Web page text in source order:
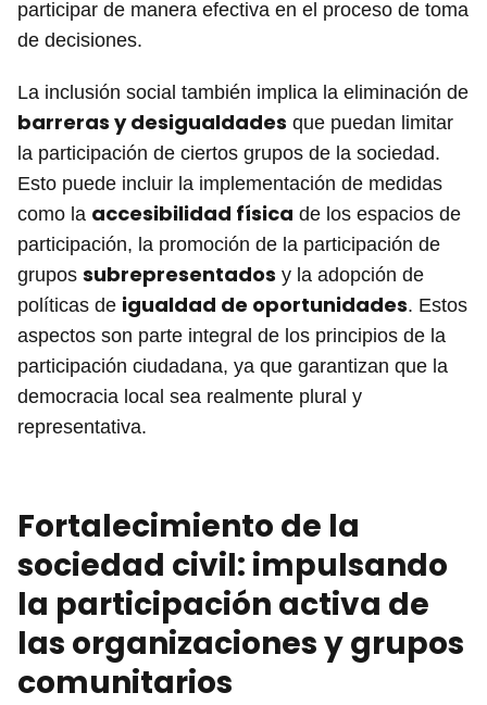
participar de manera efectiva en el proceso de toma
de decisiones.
La inclusión social también implica la eliminación de
barreras y desigualdades que puedan limitar
la participación de ciertos grupos de la sociedad.
Esto puede incluir la implementación de medidas
como la accesibilidad física de los espacios de
participación, la promoción de la participación de
grupos subrepresentados y la adopción de
políticas de igualdad de oportunidades. Estos
aspectos son parte integral de los principios de la
participación ciudadana, ya que garantizan que la
democracia local sea realmente plural y
representativa.
Fortalecimiento de la
sociedad civil: impulsando
la participación activa de
las organizaciones y grupos
comunitarios